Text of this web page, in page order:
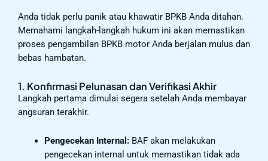
Anda tidak perlu panik atau khawatir BPKB Anda ditahan.
Memahami langkah-langkah hukum ini akan memastikan
proses pengambilan BPKB motor Anda berjalan mulus dan
bebas hambatan.
1. Konfirmasi Pelunasan dan Verifikasi Akhir
Langkah pertama dimulai segera setelah Anda membayar
angsuran terakhir.
Pengecekan Internal:BAF akan melakukan
pengecekan internal untuk memastikan tidak ada